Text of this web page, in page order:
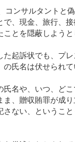
コンサルタントと
で、現金、旅行、
とを隠蔽しようと
起訴状でも、プレ
の氏名は伏せられて
名や、いつ、ど
ま、贈収賄罪が成り
さない、というこ